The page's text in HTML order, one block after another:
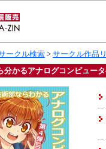
ークル検索 > サークル作品
分かるアナログコンピュー